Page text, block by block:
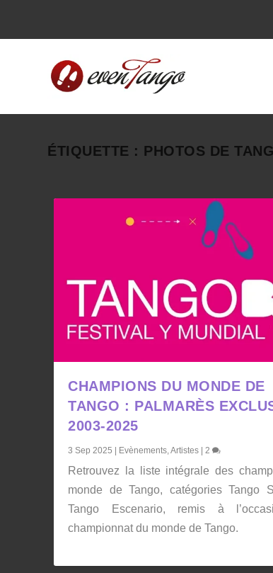
ÉTIQUETTE : PHOTOS DE
CHAMPIONS DU MONDE DE
TANGO : PALMARÈS
2003-2025
3 Sep 2025 Evènements,Artistes |2
Retrouvez la liste intégrale des
monde de Tango, catégories Tango
Tango Escenario, remis à
championnat du monde de Tango.